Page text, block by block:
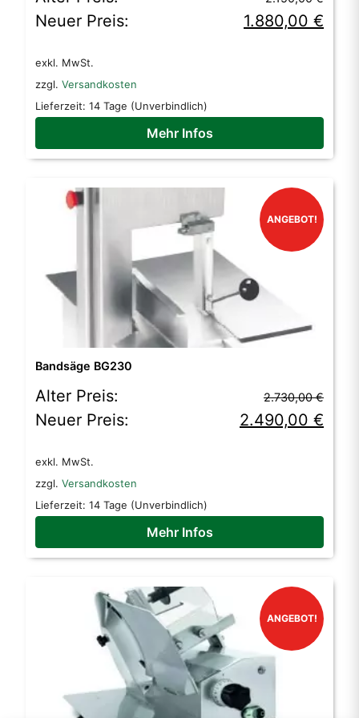
Preis
2.150,00 €
Neuer Preis: 1.880,00 €
Preis
1.880,00 €.
exkl. MwSt.
zzgl. Versandkosten
Lieferzeit: 14 Tage (Unverbindlich)
Mehr Infos
ANGEBOT!
Bandsäge BG230
Alter Preis: 2.730,00€
Ursprünglicher
Preis
2.730,00 €
Neuer Preis: 2.490,00 €
Aktueller
Preis
2.490,00 €.
exkl. MwSt.
zzgl. Versandkosten
Lieferzeit: 14 Tage (Unverbindlich)
Mehr Infos
ANGEBOT!